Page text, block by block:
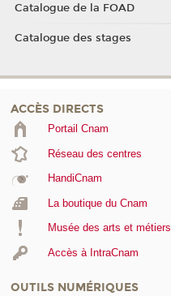
Catalogue de la FOAD
Catalogue des stages
ACCÈS DIRECTS
Portail Cnam
Réseau des centres
HandiCnam
La boutique du Cnam
Musée des arts et métiers
Accès à IntraCnam
OUTILS NUMÉRIQUES